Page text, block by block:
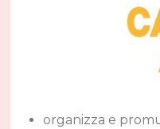
organizza e